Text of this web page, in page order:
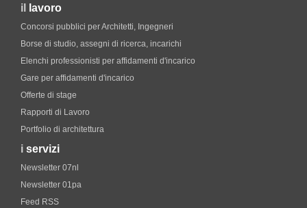
il lavoro
Concorsi pubblici per Architetti, Ingegneri
Borse di studio, assegni di ricerca, incarichi
Elenchi professionisti per affidamenti d'incarico
Gare per affidamenti d'incarico
Offerte di stage
Rapporti di Lavoro
Portfolio di architettura
i servizi
Newsletter 07nl
Newsletter 01pa
Feed RSS